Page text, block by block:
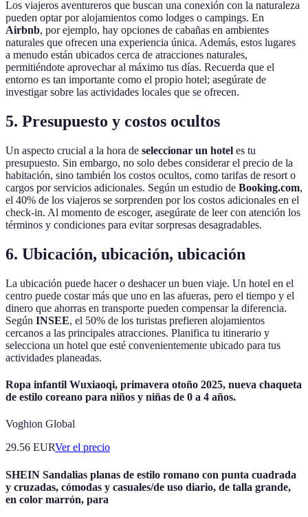
Los viajeros aventureros que buscan una conexión con la naturaleza
pueden optar por alojamientos como lodges o campings. En
Airbnb, por ejemplo, hay opciones de cabañas en ambientes
naturales que ofrecen una experiencia única. Además, estos lugares
a menudo están ubicados cerca de atracciones naturales,
permitiéndote aprovechar al máximo tus días. Recuerda que el
entorno es tan importante como el propio hotel; asegúrate de
investigar sobre las actividades locales que se ofrecen.
5. Presupuesto y costos ocultos
Un aspecto crucial a la hora de seleccionar un hotel es tu
presupuesto. Sin embargo, no solo debes considerar el precio de la
habitación, sino también los costos ocultos, como tarifas de resort o
cargos por servicios adicionales. Según un estudio de Booking.com,
el 40% de los viajeros se sorprenden por los costos adicionales en el
check-in. Al momento de escoger, asegúrate de leer con atención los
términos y condiciones para evitar sorpresas desagradables.
6. Ubicación, ubicación, ubicación
La ubicación puede hacer o deshacer un buen viaje. Un hotel en el
centro puede costar más que uno en las afueras, pero el tiempo y el
dinero que ahorras en transporte pueden compensar la diferencia.
Según INSEE, el 50% de los turistas prefieren alojamientos
cercanos a las principales atracciones. Planifica tu itinerario y
selecciona un hotel que esté convenientemente ubicado para tus
actividades planeadas.
Ropa infantil Wuxiaoqi, primavera otoño 2025, nueva chaqueta
de estilo coreano para niños y niñas de 0 a 4 años.
Voghion Global
29.56 EURVer el precio
SHEIN Sandalias planas de estilo romano con punta cuadrada
y cruzadas, cómodas y casuales/de uso diario, de talla grande,
en color marrón, para